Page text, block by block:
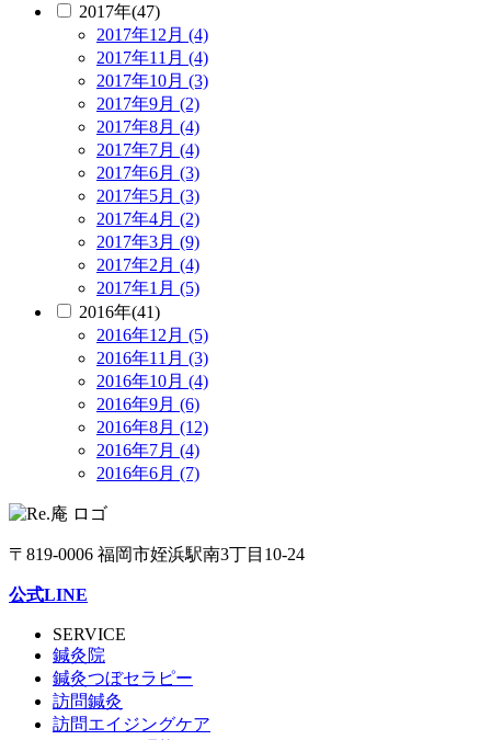
2017年(47)
2017年12月 (4)
2017年11月 (4)
2017年10月 (3)
2017年9月 (2)
2017年8月 (4)
2017年7月 (4)
2017年6月 (3)
2017年5月 (3)
2017年4月 (2)
2017年3月 (9)
2017年2月 (4)
2017年1月 (5)
2016年(41)
2016年12月 (5)
2016年11月 (3)
2016年10月 (4)
2016年9月 (6)
2016年8月 (12)
2016年7月 (4)
2016年6月 (7)
〒819-0006 福岡市姪浜駅南3丁目10-24
公式LINE
SERVICE
鍼灸院
鍼灸つぼセラピー
訪問鍼灸
訪問エイジングケア